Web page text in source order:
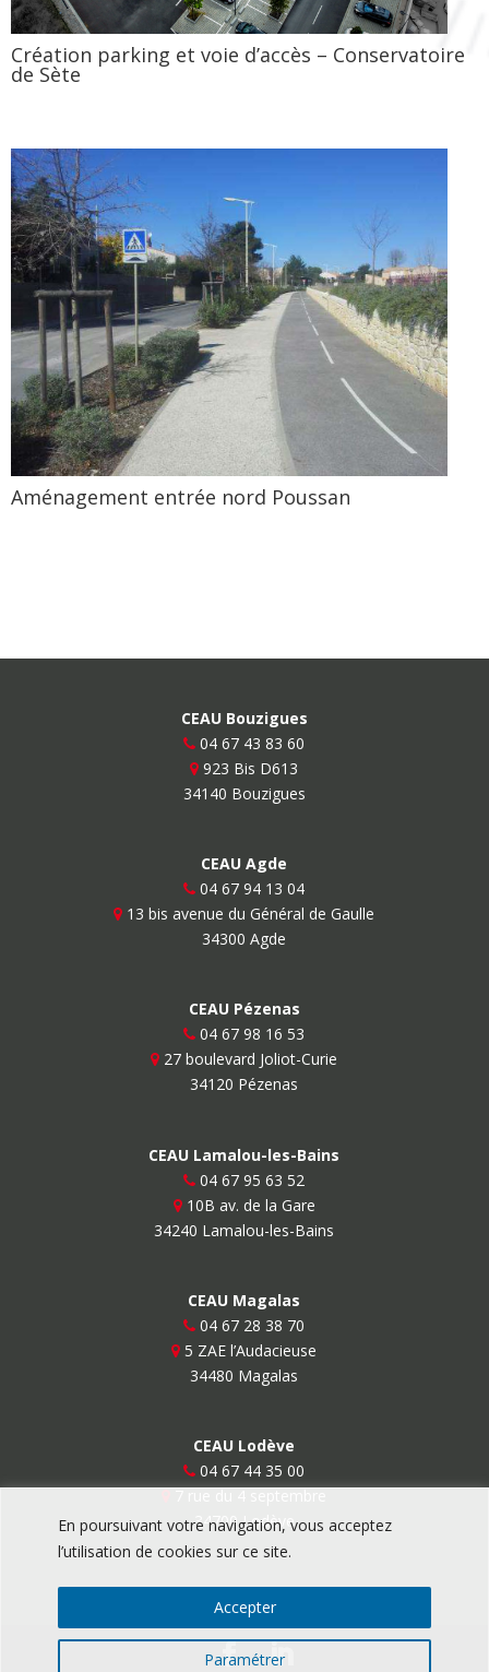
En poursuivant votre navigation, vous acceptez
l’utilisation de cookies sur ce site.
Paramétrer
Accepter
Création parking et voie d’accès – Conservatoire
de Sète
Aménagement entrée nord Poussan
CEAU Bouzigues
04 67 43 83 60
923 Bis D613
34140 Bouzigues
CEAU Agde
04 67 94 13 04
13 bis avenue du Général de Gaulle
34300 Agde
CEAU Pézenas
04 67 98 16 53
27 boulevard Joliot-Curie
34120 Pézenas
CEAU Lamalou-les-Bains
04 67 95 63 52
10B av. de la Gare
34240 Lamalou-les-Bains
CEAU Magalas
04 67 28 38 70
5 ZAE l’Audacieuse
34480 Magalas
CEAU Lodève
04 67 44 35 00
34700 Lodève